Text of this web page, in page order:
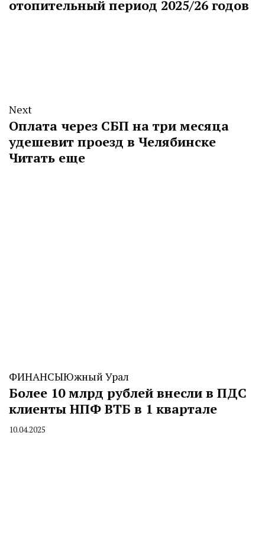
отопительный период 2025/26 годов
Next
Оплата через СБП на три месяца
удешевит проезд в Челябинске
Читать еще
ФИНАНСЫЮжный Урал
Более 10 млрд рублей внесли в ПДС
клиенты НПФ ВТБ в 1 квартале
By
10.04.2025